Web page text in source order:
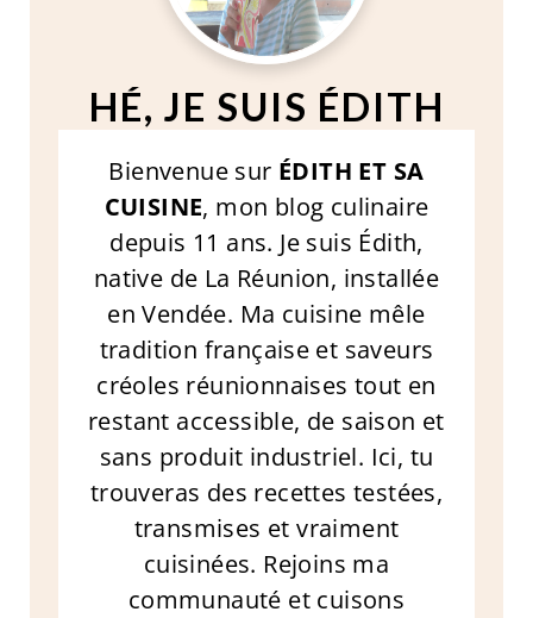
HÉ, JE SUIS ÉDITH
Bienvenue sur ÉDITH ET SA
CUISINE, mon blog culinaire
depuis 11 ans. Je suis Édith,
native de La Réunion, installée
en Vendée. Ma cuisine mêle
tradition française et saveurs
créoles réunionnaises tout en
restant accessible, de saison et
sans produit industriel. Ici, tu
trouveras des recettes testées,
transmises et vraiment
cuisinées. Rejoins ma
communauté et cuisons